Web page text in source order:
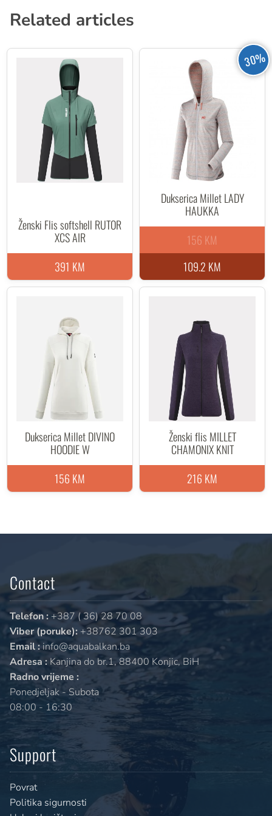
Related articles
Ženski Flis softshell RUTOR
XCS AIR
391 KM
30%
Dukserica Millet LADY
HAUKKA
109.2 KM
156 KM
Dukserica Millet DIVINO
HOODIE W
156 KM
Ženski flis MILLET
CHAMONIX KNIT
216 KM
Contact
Telefon : +387 ( 36) 28 70 08
Viber (poruke): +38762 301 303
Email :info@aquabalkan.ba
Adresa : Kanjina do br.1, 88400 Konjic, BiH
Radno vrijeme :
Ponedjeljak - Subota
08:00 - 16:30
Support
Povrat
Politika sigurnosti